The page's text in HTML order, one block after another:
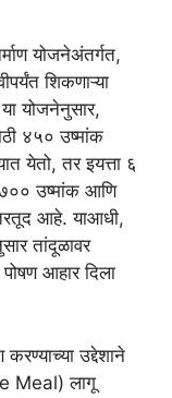
योजनेअंतर्गत,
शिकणाऱ्या
या योजनेनुसार,
४५० उष्मांक
येतो, तर इयत्ता ६
७०० उष्मांक आणि
आहे. याआधी,
तांदूळावर
पोषण आहार दिला
करण्याच्या उद्देशाने
Meal) लागू